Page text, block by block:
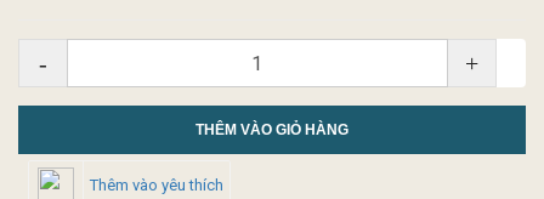
- +
THÊM VÀO GIỎ HÀNG
Thêm vào yêu thích